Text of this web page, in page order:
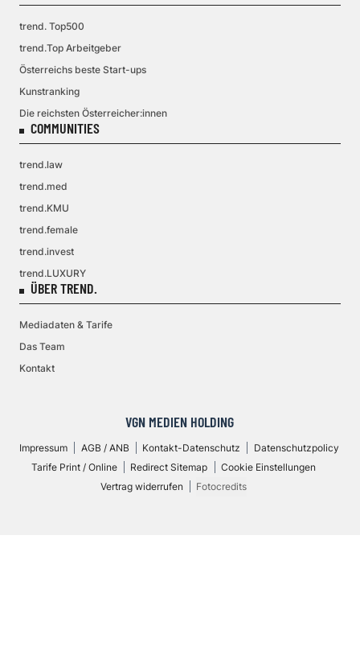
trend. Top500
trend.Top Arbeitgeber
Österreichs beste Start-ups
Kunstranking
Die reichsten Österreicher:innen
COMMUNITIES
trend.law
trend.med
trend.KMU
trend.female
trend.invest
trend.LUXURY
ÜBER TREND.
Mediadaten & Tarife
Das Team
Kontakt
VGN MEDIEN HOLDING
Impressum AGB / ANB Kontakt-Datenschutz
Datenschutzpolicy
Tarife Print / Online
Redirect Sitemap
Cookie Einstellungen
Vertrag widerrufen
Fotocredits